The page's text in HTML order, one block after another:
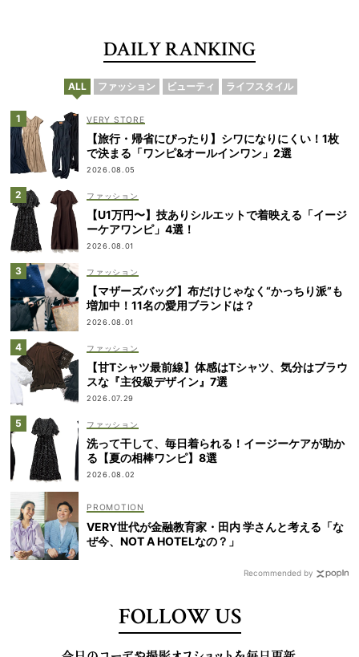
DAILY RANKING
ALL ファッション ビューティ ライフスタイル
VERY STORE
【旅行・帰省にぴったり】シワになりにくい！1枚
で決まる「ワンピ&オールインワン」2選
2026.08.05
ファッション
【U1万円〜】技ありシルエットで着映える「イージ
ーケアワンピ」4選！
2026.08.01
ファッション
【マザーズバッグ】布だけじゃなく“かっちり派”も
増加中！11名の愛用ブランドは？
2026.08.01
ファッション
【甘Tシャツ最前線】体感はTシャツ、気分はブラウ
スな『主役級デザイン』7選
2026.07.29
ファッション
洗って干して、毎日着られる！イージーケアが助か
る【夏の相棒ワンピ】8選
2026.08.02
VERY世代が金融教育家・田内 学さんと考える「な
ぜ今、NOT A HOTELなの？」
Recommended by
FOLLOW US